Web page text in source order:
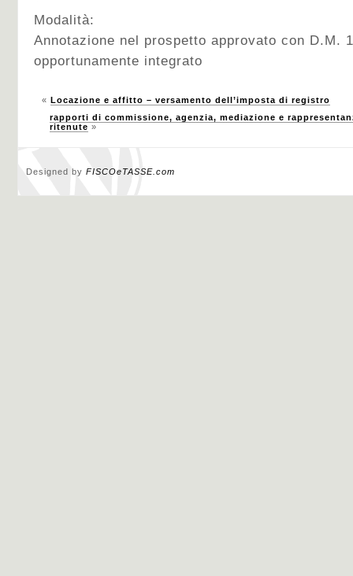
Modalità:
Annotazione nel prospetto approvato con D.M.
opportunamente integrato
« Locazione e affitto – versamento dell’imposta di registro
rapporti di commissione, agenzia, mediazione e
ritenute »
Designed by FISCOeTASSE.com